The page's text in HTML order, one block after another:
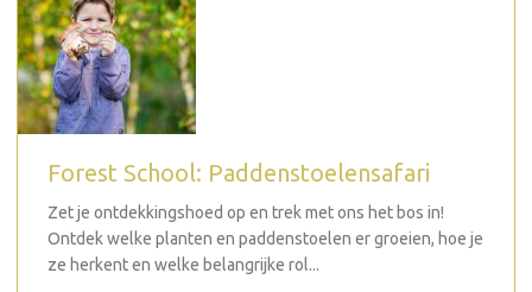
Forest School: Paddenstoelensafari
Zet je ontdekkingshoed op en trek met ons het bos in!
Ontdek welke planten en paddenstoelen er groeien, hoe je
ze herkent en welke belangrijke rol...